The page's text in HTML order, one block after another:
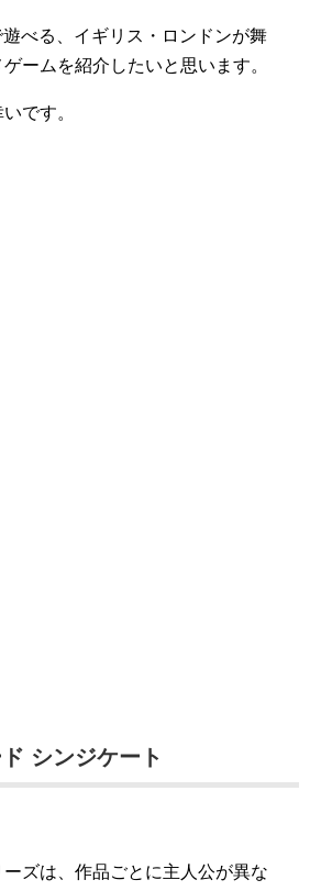
べる、イギリス・ロンドンが舞
ームを紹介したいと思います。
です。
シンジケート
ズは、作品ごとに主人公が異な